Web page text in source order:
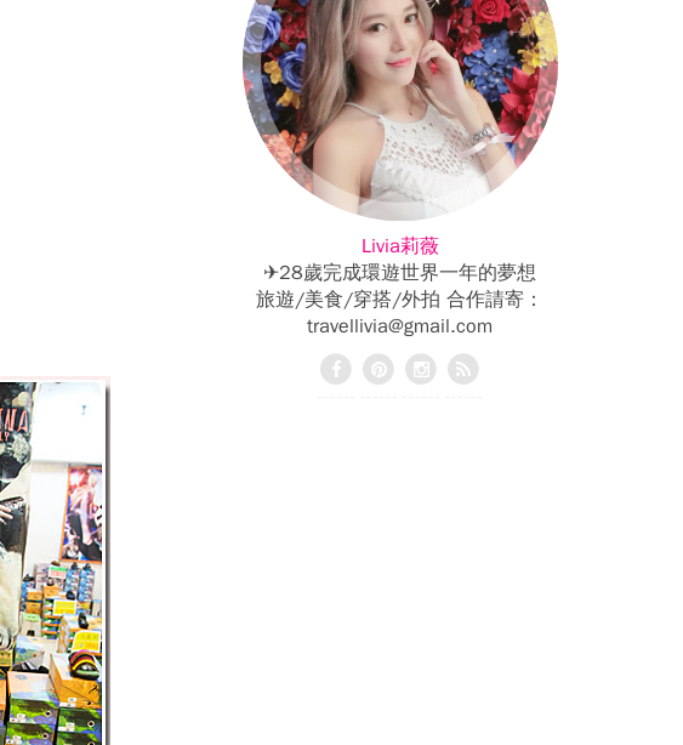
Livia莉薇
✈28歲完成環遊世界一年的夢想
旅遊/美食/穿搭/外拍 合作請寄：
travellivia@gmail.com